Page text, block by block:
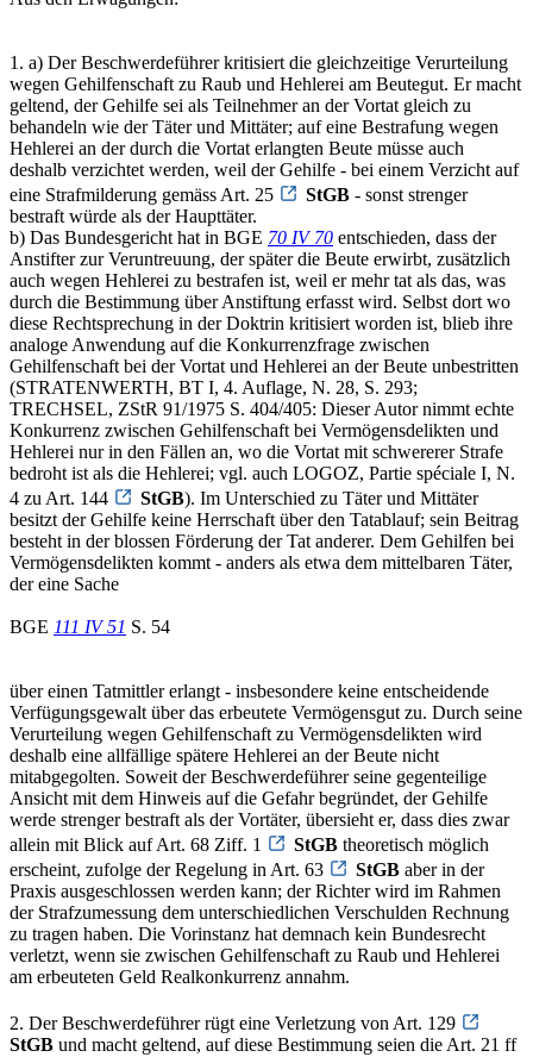
1. a) Der Beschwerdeführer kritisiert die gleichzeitige Verurteilung
wegen Gehilfenschaft zu Raub und Hehlerei am Beutegut. Er macht
geltend, der Gehilfe sei als Teilnehmer an der Vortat gleich zu
behandeln wie der Täter und Mittäter; auf eine Bestrafung wegen
Hehlerei an der durch die Vortat erlangten Beute müsse auch
deshalb verzichtet werden, weil der Gehilfe - bei einem Verzicht auf
eine Strafmilderung gemäss Art. 25
StGB - sonst strenger
bestraft würde als der Haupttäter.
b) Das Bundesgericht hat in BGE 70 IV 70 entschieden, dass der
Anstifter zur Veruntreuung, der später die Beute erwirbt, zusätzlich
auch wegen Hehlerei zu bestrafen ist, weil er mehr tat als das, was
durch die Bestimmung über Anstiftung erfasst wird. Selbst dort wo
diese Rechtsprechung in der Doktrin kritisiert worden ist, blieb ihre
analoge Anwendung auf die Konkurrenzfrage zwischen
Gehilfenschaft bei der Vortat und Hehlerei an der Beute unbestritten
(STRATENWERTH, BT I, 4. Auflage, N. 28, S. 293;
TRECHSEL, ZStR 91/1975 S. 404/405: Dieser Autor nimmt echte
Konkurrenz zwischen Gehilfenschaft bei Vermögensdelikten und
Hehlerei nur in den Fällen an, wo die Vortat mit schwererer Strafe
bedroht ist als die Hehlerei; vgl. auch LOGOZ, Partie spéciale I, N.
4 zu Art. 144
StGB). Im Unterschied zu Täter und Mittäter
besitzt der Gehilfe keine Herrschaft über den Tatablauf; sein Beitrag
besteht in der blossen Förderung der Tat anderer. Dem Gehilfen bei
Vermögensdelikten kommt - anders als etwa dem mittelbaren Täter,
der eine Sache
BGE 111 IV 51 S. 54
über einen Tatmittler erlangt - insbesondere keine entscheidende
Verfügungsgewalt über das erbeutete Vermögensgut zu. Durch seine
Verurteilung wegen Gehilfenschaft zu Vermögensdelikten wird
deshalb eine allfällige spätere Hehlerei an der Beute nicht
mitabgegolten. Soweit der Beschwerdeführer seine gegenteilige
Ansicht mit dem Hinweis auf die Gefahr begründet, der Gehilfe
werde strenger bestraft als der Vortäter, übersieht er, dass dies zwar
allein mit Blick auf Art. 68 Ziff. 1
StGB theoretisch möglich
erscheint, zufolge der Regelung in Art. 63
StGB aber in der
Praxis ausgeschlossen werden kann; der Richter wird im Rahmen
der Strafzumessung dem unterschiedlichen Verschulden Rechnung
zu tragen haben. Die Vorinstanz hat demnach kein Bundesrecht
verletzt, wenn sie zwischen Gehilfenschaft zu Raub und Hehlerei
am erbeuteten Geld Realkonkurrenz annahm.
2. Der Beschwerdeführer rügt eine Verletzung von Art. 129
StGB und macht geltend, auf diese Bestimmung seien die Art. 21 ff